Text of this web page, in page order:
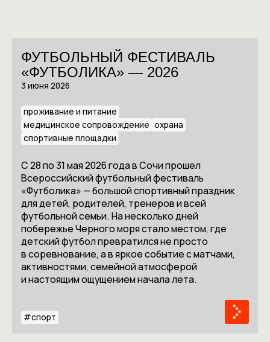
ФУТБОЛЬНЫЙ ФЕСТИВАЛЬ
«ФУТБОЛИКА» — 2026
3 июня 2026
проживание и питание
медицинское сопровождение охрана
спортивные площадки
С 28 по 31 мая 2026 года в Сочи прошел
Всероссийский футбольный фестиваль
«Футболика» — большой спортивный праздник
для детей, родителей, тренеров и всей
футбольной семьи. На несколько дней
побережье Черного моря стало местом, где
детский футбол превратился не просто
в соревнование, а в яркое событие с матчами,
активностями, семейной атмосферой
и настоящим ощущением начала лета.
#спорт